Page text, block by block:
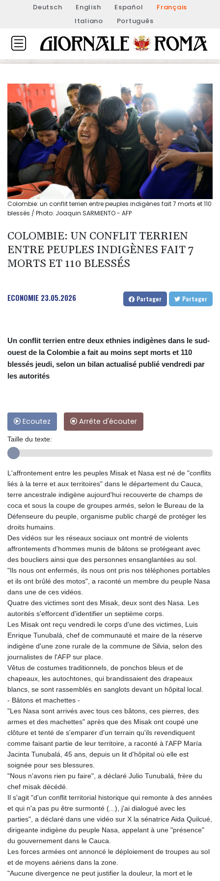
Deutsch English Español
Français
Italiano
Português
Colombie: un conflit terrien entre peuples indigènes fait 7 morts et 110
blessés / Photo: Joaquin SARMIENTO - AFP
COLOMBIE: UN CONFLIT TERRIEN
ENTRE PEUPLES INDIGÈNES FAIT 7
MORTS ET 110 BLESSÉS
ECONOMIE 23.05.2026 Partager Partager
Un conflit terrien entre deux ethnies indigènes dans le sud-
ouest de la Colombie a fait au moins sept morts et 110
blessés jeudi, selon un bilan actualisé publié vendredi par
les autorités
Ecoutez Arrête d'écouter
Taille du texte:
L'affrontement entre les peuples Misak et Nasa est né de "conflits
liés à la terre et aux territoires" dans le département du Cauca,
terre ancestrale indigène aujourd'hui recouverte de champs de
coca et sous la coupe de groupes armés, selon le Bureau de la
Défenseure du peuple, organisme public chargé de protéger les
droits humains.
Des vidéos sur les réseaux sociaux ont montré de violents
affrontements d'hommes munis de bâtons se protégeant avec
des boucliers ainsi que des personnes ensanglantées au sol.
"Ils nous ont enfermés, ils nous ont pris nos téléphones portables
et ils ont brûlé des motos", a raconté un membre du peuple Nasa
dans une de ces vidéos.
Quatre des victimes sont des Misak, deux sont des Nasa. Les
autorités s'efforcent d'identifier un septième corps.
Les Misak ont reçu vendredi le corps d'une des victimes, Luis
Enrique Tunubalá, chef de communauté et maire de la réserve
indigène d'une zone rurale de la commune de Silvia, selon des
journalistes de l'AFP sur place.
Vêtus de costumes traditionnels, de ponchos bleus et de
chapeaux, les autochtones, qui brandissaient des drapeaux
blancs, se sont rassemblés en sanglots devant un hôpital local.
- Bâtons et machettes -
"Les Nasa sont arrivés avec tous ces bâtons, ces pierres, des
armes et des machettes" après que des Misak ont coupé une
clôture et tenté de s'emparer d'un terrain qu'ils revendiquent
comme faisant partie de leur territoire, a raconté à l'AFP María
Jacinta Tunubalá, 45 ans, depuis un lit d'hôpital où elle est
soignée pour ses blessures.
"Nous n'avons rien pu faire", a déclaré Julio Tunubalá, frère du
chef misak décédé.
Il s'agit "d'un conflit territorial historique qui remonte à des années
et qui n'a pas pu être surmonté (...), j'ai dialogué avec les
parties", a déclaré dans une vidéo sur X la sénatrice Aida Quilcué,
dirigeante indigène du peuple Nasa, appelant à une "présence"
du gouvernement dans le Cauca.
Les forces armées ont annoncé le déploiement de troupes au sol
et de moyens aériens dans la zone.
"Aucune divergence ne peut justifier la douleur, la mort et le